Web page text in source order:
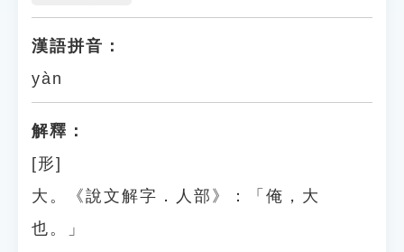
漢語拼音：
yàn
解釋：
[形]
大。《說文解字．人部》：「俺，大
也。」